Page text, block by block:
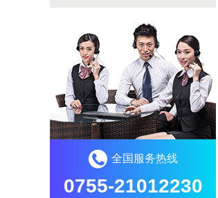
全国服务热线
0755-21012230